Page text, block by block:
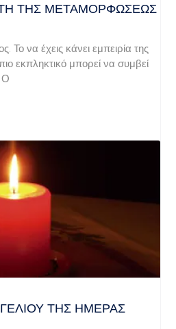
ΤΗΣ ΜΕΤΑΜΟΡΦΩΣΕΩΣ
Το να έχεις κάνει εμπειρία της
εκπληκτικό μπορεί να συμβεί
Ο
ΤΗΣ ΗΜΈΡΑΣ